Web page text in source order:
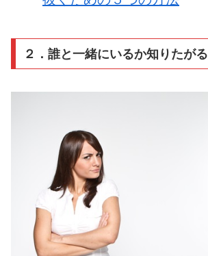
２．誰と一緒にいるか知りたがる